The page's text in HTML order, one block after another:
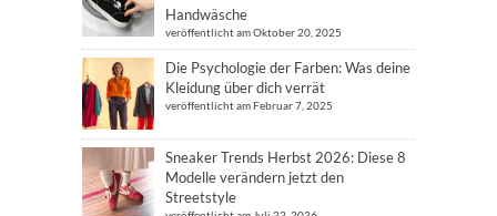
Handwäsche
veröffentlicht am Oktober 20, 2025
Die Psychologie der Farben: Was deine
Kleidung über dich verrät
veröffentlicht am Februar 7, 2025
Sneaker Trends Herbst 2026: Diese 8
Modelle verändern jetzt den
Streetstyle